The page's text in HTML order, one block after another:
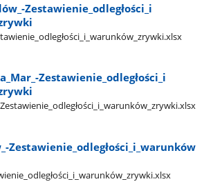
Zestawienie​_odległości​_i​
Zestawienie​_odległości​_i​
Zestawienie​_odległości​_i​_warunków​_zrywki.xlsx
Zestawienie​_odległości​_i​_warunków​